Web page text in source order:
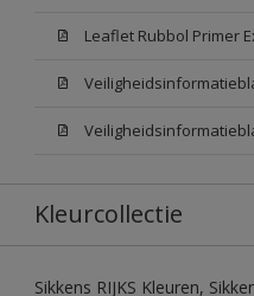
Leaflet Rubbol Primer
Kleurcollectie
Sikkens RIJKS Kleuren,